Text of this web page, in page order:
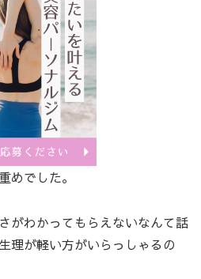
めでした。
がわかってもらえないなんて話
理が軽い方がいらっしゃるの